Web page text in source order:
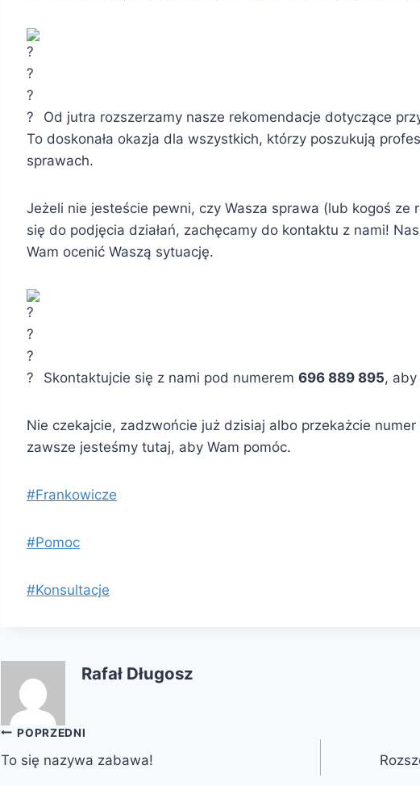
Od jutra rozszerzamy nasze rekomendacje dotyczące
To doskonała okazja dla wszystkich, którzy poszukują
sprawach.
Jeżeli nie jesteście pewni, czy Wasza sprawa (lub kogoś ze
się do podjęcia działań, zachęcamy do kontaktu z nami!
Wam ocenić Waszą sytuację.
Skontaktujcie się z nami pod numerem 696 889 895,
Nie czekajcie, zadzwońcie już dzisiaj albo przekażcie
zawsze jesteśmy tutaj, aby Wam pomóc.
#Frankowicze
#Pomoc
#Konsultacje
Rafał Długosz
Nawigacja
wpisu
POPRZEDNI
To się nazywa zabawa!